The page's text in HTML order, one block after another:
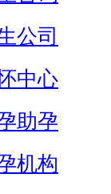
公司
中心
助孕
机构